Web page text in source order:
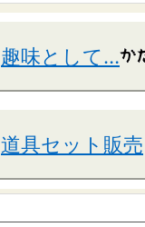
趣味として…
道具セット販売